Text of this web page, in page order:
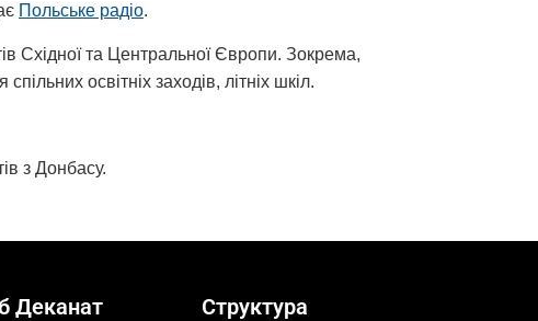
Польське радіо.
Східної та Центральної Європи. Зокрема,
освітніх заходів, літніх шкіл.
з Донбасу.
Деканат Структура